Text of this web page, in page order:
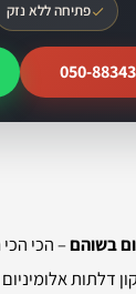
פתיחה ללא נזק
050-
בשוהם– הכי
דלתות